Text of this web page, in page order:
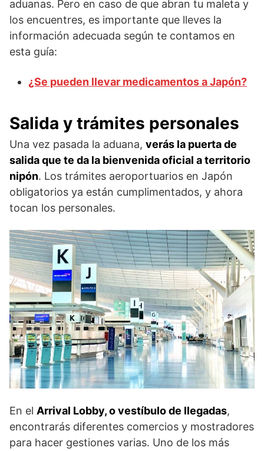
aduanas. Pero en caso de que abran tu maleta y
los encuentres, es importante que lleves la
información adecuada según te contamos en
esta guía:
¿Se pueden llevar medicamentos a Japón?
Salida y trámites personales
Una vez pasada la aduana, verás la puerta de
salida que te da la bienvenida oficial a territorio
nipón. Los trámites aeroportuarios en Japón
obligatorios ya están cumplimentados, y ahora
tocan los personales.
En el Arrival Lobby, o vestíbulo de llegadas,
encontrarás diferentes comercios y mostradores
para hacer gestiones varias. Uno de los más